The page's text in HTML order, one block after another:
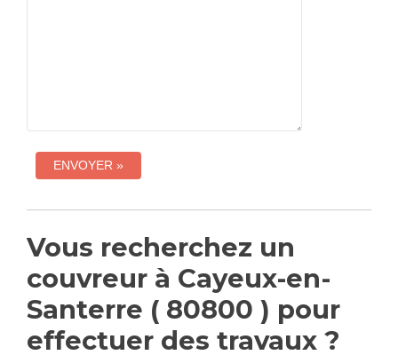
Vous recherchez un
couvreur à Cayeux-en-
Santerre ( 80800 ) pour
effectuer des travaux ?